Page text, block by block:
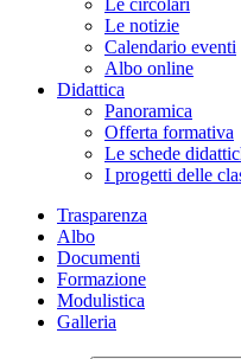
Le circolari
Le notizie
Calendario eventi
Albo online
Didattica
Panoramica
Offerta formativa
Le schede
I progetti delle
Trasparenza
Albo
Documenti
Formazione
Modulistica
Galleria